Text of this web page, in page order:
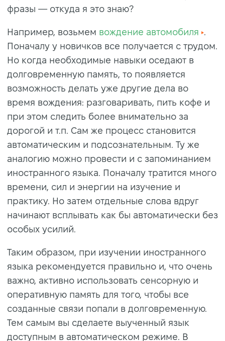
фразы — откуда я это знаю?
Например, возьмем вождение автомобиля
.
Поначалу у новичков все получается с трудом.
Но когда необходимые навыки оседают в
долговременную память, то появляется
возможность делать уже другие дела во
время вождения: разговаривать, пить кофе и
при этом следить более внимательно за
дорогой и т.п. Сам же процесс становится
автоматическим и подсознательным. Ту же
аналогию можно провести и с запоминанием
иностранного языка. Поначалу тратится много
времени, сил и энергии на изучение и
практику. Но затем отдельные слова вдруг
начинают всплывать как бы автоматически без
особых усилий.
Таким образом, при изучении иностранного
языка рекомендуется правильно и, что очень
важно, активно использовать сенсорную и
оперативную память для того, чтобы все
созданные связи попали в долговременную.
Тем самым вы сделаете выученный язык
доступным в автоматическом режиме. В